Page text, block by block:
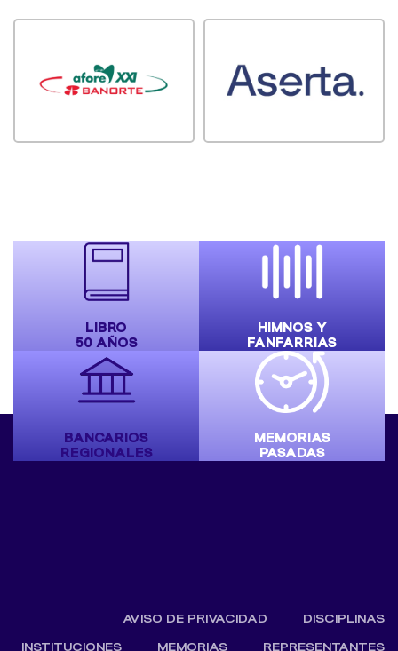
LIBRO
50 AÑOS
HIMNOS Y
FANFARRIAS
BANCARIOS
REGIONALES
MEMORIAS
PASADAS
AVISO DE PRIVACIDAD
DISCIPLINAS
INSTITUCIONES
MEMORIAS REPRESENTANTES